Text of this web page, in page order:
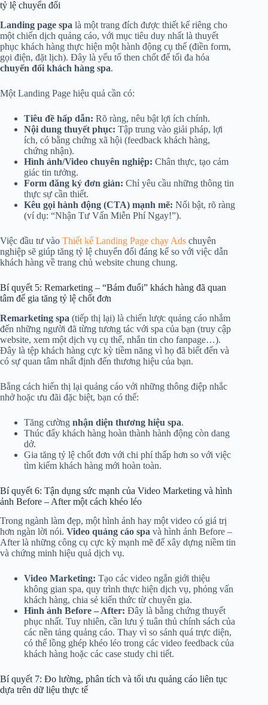
tỷ lệ chuyển đổi
Landing page spa là một trang đích được thiết kế riêng cho
một chiến dịch quảng cáo, với mục tiêu duy nhất là thuyết
phục khách hàng thực hiện một hành động cụ thể (điền form,
gọi điện, đặt lịch). Đây là yếu tố then chốt để tối đa hóa
chuyển đổi khách hàng spa.
Một Landing Page hiệu quả cần có:
Tiêu đề hấp dẫn: Rõ ràng, nêu bật lợi ích chính.
Nội dung thuyết phục: Tập trung vào giải pháp, lợi
ích, có bằng chứng xã hội (feedback khách hàng,
chứng nhận).
Hình ảnh/Video chuyên nghiệp: Chân thực, tạo cảm
giác tin tưởng.
Form đăng ký đơn giản: Chỉ yêu cầu những thông tin
thực sự cần thiết.
Kêu gọi hành động (CTA) mạnh mẽ: Nổi bật, rõ ràng
(ví dụ: “Nhận Tư Vấn Miễn Phí Ngay!”).
Việc đầu tư vào Thiết kế Landing Page chạy Ads chuyên
nghiệp sẽ giúp tăng tỷ lệ chuyển đổi đáng kể so với việc dẫn
khách hàng về trang chủ website chung chung.
Bí quyết 5: Remarketing – “Bám đuổi” khách hàng đã quan
tâm để gia tăng tỷ lệ chốt đơn
Remarketing spa (tiếp thị lại) là chiến lược quảng cáo nhắm
đến những người đã từng tương tác với spa của bạn (truy cập
website, xem một dịch vụ cụ thể, nhắn tin cho fanpage…).
Đây là tệp khách hàng cực kỳ tiềm năng vì họ đã biết đến và
có sự quan tâm nhất định đến thương hiệu của bạn.
Bằng cách hiển thị lại quảng cáo với những thông điệp nhắc
nhở hoặc ưu đãi đặc biệt, bạn có thể:
Tăng cường nhận diện thương hiệu spa.
Thúc đẩy khách hàng hoàn thành hành động còn dang
dở.
Gia tăng tỷ lệ chốt đơn với chi phí thấp hơn so với việc
tìm kiếm khách hàng mới hoàn toàn.
Bí quyết 6: Tận dụng sức mạnh của Video Marketing và hình
ảnh Before – After một cách khéo léo
Trong ngành làm đẹp, một hình ảnh hay một video có giá trị
hơn ngàn lời nói. Video quảng cáo spa và hình ảnh Before –
After là những công cụ cực kỳ mạnh mẽ để xây dựng niềm tin
và chứng minh hiệu quả dịch vụ.
Video Marketing: Tạo các video ngắn giới thiệu
không gian spa, quy trình thực hiện dịch vụ, phỏng vấn
khách hàng, chia sẻ kiến thức từ chuyên gia.
Hình ảnh Before – After: Đây là bằng chứng thuyết
phục nhất. Tuy nhiên, cần lưu ý tuân thủ chính sách của
các nền tảng quảng cáo. Thay vì so sánh quá trực diện,
có thể lồng ghép khéo léo trong các video feedback của
khách hàng hoặc các case study chi tiết.
Bí quyết 7: Đo lường, phân tích và tối ưu quảng cáo liên tục
dựa trên dữ liệu thực tế